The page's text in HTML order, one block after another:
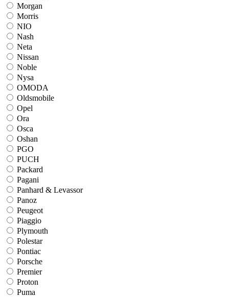
Morgan
Morris
NIO
Nash
Neta
Nissan
Noble
Nysa
OMODA
Oldsmobile
Opel
Ora
Osca
Oshan
PGO
PUCH
Packard
Pagani
Panhard & Levassor
Panoz
Peugeot
Piaggio
Plymouth
Polestar
Pontiac
Porsche
Premier
Proton
Puma